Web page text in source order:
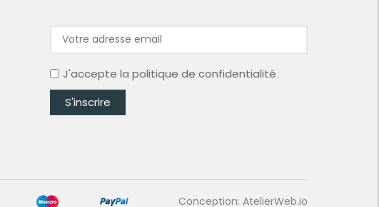
J'accepte la politique de confidentialité
Conception: AtelierWeb.io